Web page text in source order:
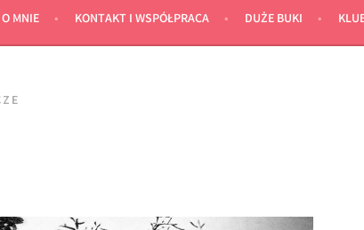
O MNIE KONTAKT I WSPÓŁPRACA DUŻE BUKI